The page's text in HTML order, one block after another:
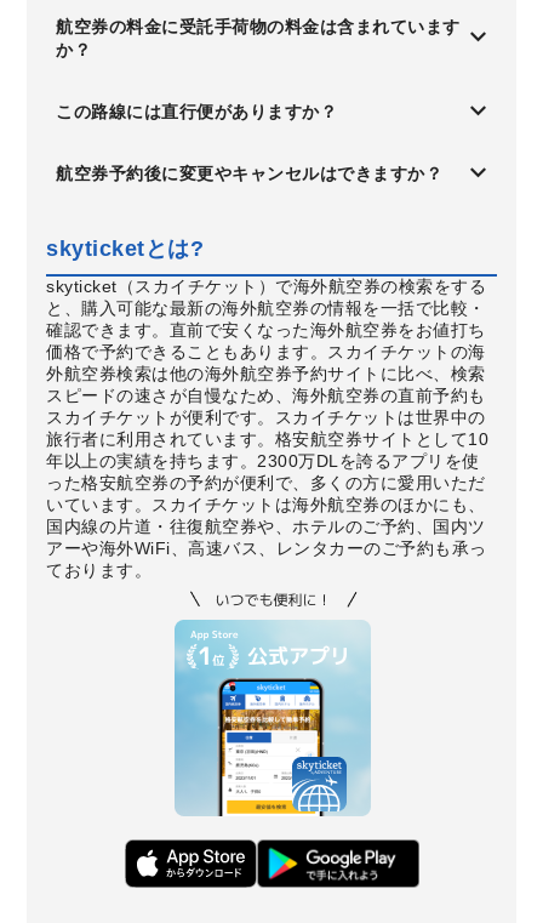
航空券の料金に受託手荷物の料金は含まれています
か？
この路線には直行便がありますか？
航空券予約後に変更やキャンセルはできますか？
skyticketとは?
skyticket（スカイチケット）で海外航空券の検索をする
と、購入可能な最新の海外航空券の情報を一括で比較・
確認できます。直前で安くなった海外航空券をお値打ち
価格で予約できることもあります。スカイチケットの海
外航空券検索は他の海外航空券予約サイトに比べ、検索
スピードの速さが自慢なため、海外航空券の直前予約も
スカイチケットが便利です。スカイチケットは世界中の
旅行者に利用されています。格安航空券サイトとして10
年以上の実績を持ちます。2300万DLを誇るアプリを使
った格安航空券の予約が便利で、多くの方に愛用いただ
いています。スカイチケットは海外航空券のほかにも、
国内線の片道・往復航空券や、ホテルのご予約、国内ツ
アーや海外WiFi、高速バス、レンタカーのご予約も承っ
ております。